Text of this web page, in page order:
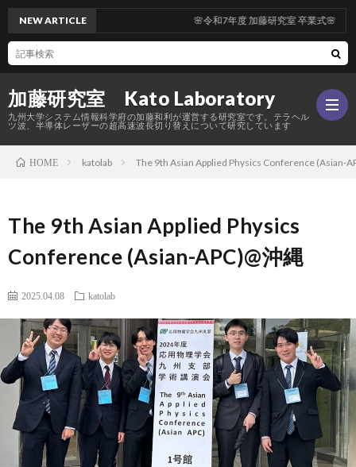
加藤研究室 Kato Laboratory
九州大学システム情報科学府の加藤和利が運営する研究室です。テラヘル
ツ波、半導体レーザーの超高速波長切り替えについて研究しています
内
容
ン
バ
ー
活
動
報
告
学
会
発
論
文
受
NEW ARTICLE 🌸令和7年度 加藤研究室 卒業式🌸
HOME katolab The 9th Asian Applied Physics Conference (Asian-
The 9th Asian Applied Physics
Conference (Asian-APC)@沖縄
2025.04.08 katolab